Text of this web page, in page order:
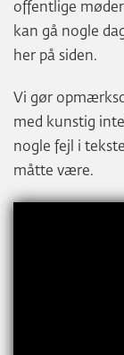
offentlige
kan gå nogle
her på siden.
Vi gør
med kunstig
nogle fejl i
måtte være.